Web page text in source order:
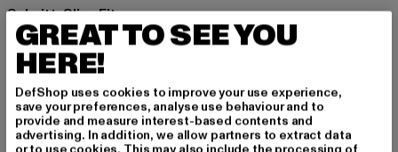
Schnitt: Slim-Fit
Marke: 2Y Premium
Kat.: Slim Fit Jeans
Farbe: grau
Hersteller Farbe: grey
Materialzusammensetzung: 98% Baumwolle, 2%
Elasthan
GREAT TO SEE YOU
HERE!
DefShop uses cookies to improve your use experience,
save your preferences, analyse use behaviour and to
provide and measure interest-based contents and
advertising. In addition, we allow partners to extract data